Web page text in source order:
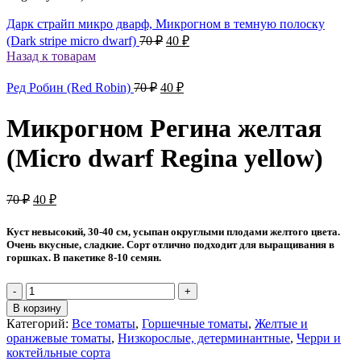
Дарк страйп микро дварф, Микрогном в темную полоску
(Dark stripe micro dwarf) 70₽ Первоначальная
70 ₽.
40 ₽Текущая
Назад к товарам
Ред Робин (Red Robin) 70₽ Первоначальная
70 ₽.
40 ₽Текущая
Микрогном Регина желтая
(Micro dwarf Regina yellow)
70₽ Первоначальная
составляла
70 ₽.
40 ₽Текущая
40 ₽.
Куст невысокий, 30-40 см, усыпан округлыми плодами желтого цвета.
Очень вкусные, сладкие. Сорт отлично подходит для выращивания в
горшках. В пакетике 8-10 семян.
Количество
товара
Микрогном
Регина
желтая
В корзину
Категорий: Все томаты, Горшечные томаты, Желтые и
оранжевые томаты, Низкорослые, детерминантные, Черри и
коктейльные сорта